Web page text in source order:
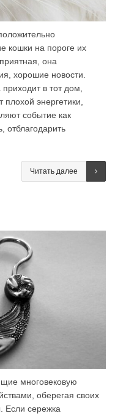
кошки на пороге их
она
хорошие новости.
в тот дом,
плохой энергетики,
событие как
отблагодарить
Читать далее
многовековую
оберегая своих
Если сережка